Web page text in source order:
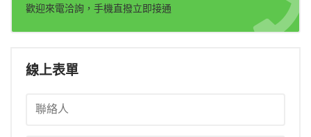
歡迎來電洽詢，手機直撥立即接通
線上表單